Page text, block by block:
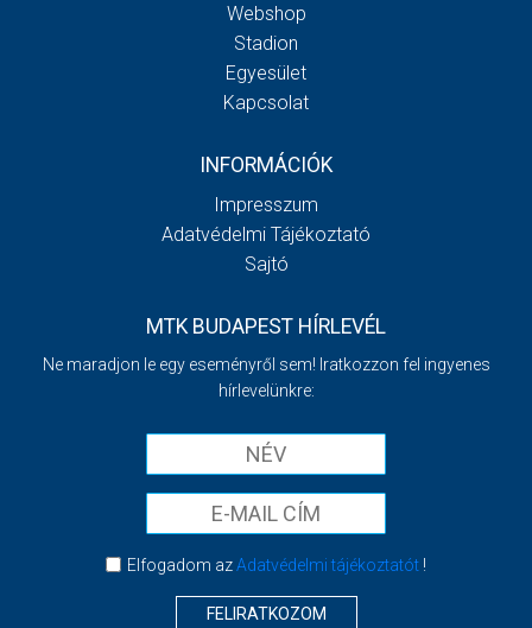
Webshop
Stadion
Egyesület
Kapcsolat
INFORMÁCIÓK
Impresszum
Adatvédelmi Tájékoztató
Sajtó
MTK BUDAPEST HÍRLEVÉL
Ne maradjon le egy eseményről sem! Iratkozzon fel ingyenes
hírlevelünkre:
Elfogadom azAdatvédelmi tájékoztatót!
FELIRATKOZOM